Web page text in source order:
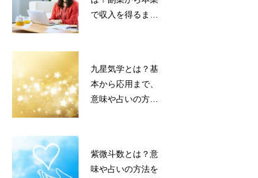
で収入を得るま
九星気学とは？基
本から応用まで、
意味や占いの方法
紫微斗数とは？意
味や占いの方法を